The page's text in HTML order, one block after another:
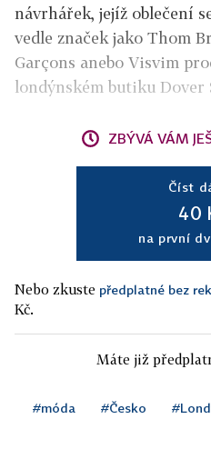
návrhářek, jejíž oblečení
vedle značek jako Thom
Garçons anebo Visvim
londýnském butiku
ZBÝVÁ VÁM
Číst
40
na první
Nebo zkuste předplatné bez
Kč.
Máte již
#móda #Česko